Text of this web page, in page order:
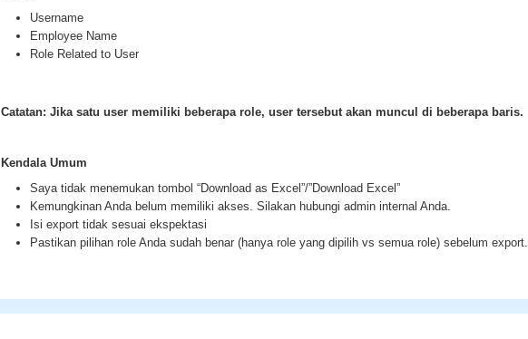
Username
Employee Name
Role Related to User
Catatan: Jika satu user memiliki beberapa role, user tersebut akan muncul di beberapa baris.
Kendala Umum
Saya tidak menemukan tombol “Download as Excel”/”Download Excel”
Kemungkinan Anda belum memiliki akses. Silakan hubungi admin internal Anda.
Isi export tidak sesuai ekspektasi
Pastikan pilihan role Anda sudah benar (hanya role yang dipilih vs semua role) sebelum export.